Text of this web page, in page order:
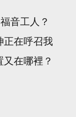
音工人？
正在呼召我
在哪裡？